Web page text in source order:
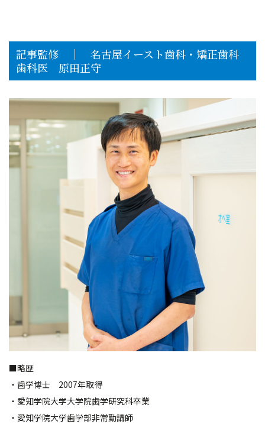
記事監修 │ 名古屋イースト歯科・矯正歯科
歯科医 原田正守
■略歴
・歯学博士 2007年取得
・愛知学院大学大学院歯学研究科卒業
・愛知学院大学歯学部非常勤講師